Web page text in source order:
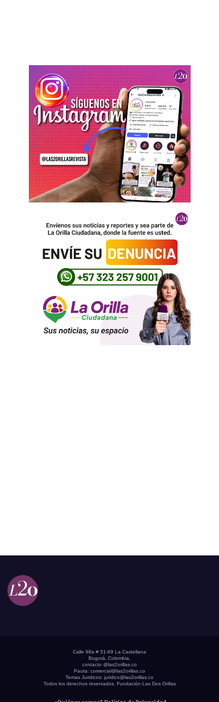
Calle 98a # 51-69 La Castellana
Bogotá, Colombia.
contacto @las2orillas.co
Pauta: comercial@las2orillas.co
Temas Juridicos: juridico@las2orillas.co
Todos los derechos reservados. Fundación Las Dos Orillas